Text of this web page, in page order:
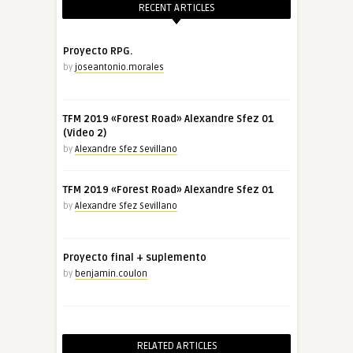
RECENT ARTICLES
Proyecto RPG.
by joseantonio.morales
TFM 2019 «Forest Road» Alexandre Sfez 01
(Video 2)
by Alexandre Sfez Sevillano
TFM 2019 «Forest Road» Alexandre Sfez 01
by Alexandre Sfez Sevillano
Proyecto final + suplemento
by benjamin.coulon
RELATED ARTICLES